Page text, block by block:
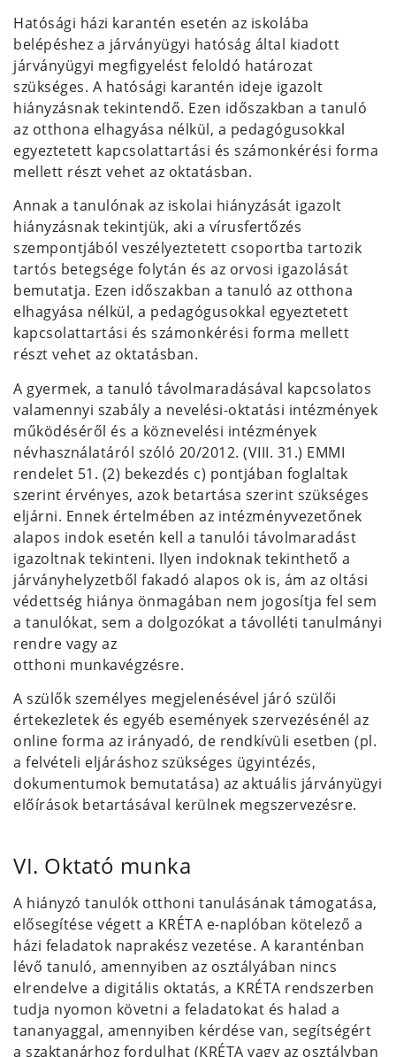
Hatósági házi karantén esetén az iskolába
belépéshez a járványügyi hatóság által kiadott
járványügyi megfigyelést feloldó határozat
szükséges. A hatósági karantén ideje igazolt
hiányzásnak tekintendő. Ezen időszakban a tanuló
az otthona elhagyása nélkül, a pedagógusokkal
egyeztetett kapcsolattartási és számonkérési forma
mellett részt vehet az oktatásban.
Annak a tanulónak az iskolai hiányzását igazolt
hiányzásnak tekintjük, aki a vírusfertőzés
szempontjából veszélyeztetett csoportba tartozik
tartós betegsége folytán és az orvosi igazolását
bemutatja. Ezen időszakban a tanuló az otthona
elhagyása nélkül, a pedagógusokkal egyeztetett
kapcsolattartási és számonkérési forma mellett
részt vehet az oktatásban.
A gyermek, a tanuló távolmaradásával kapcsolatos
valamennyi szabály a nevelési-oktatási intézmények
működéséről és a köznevelési intézmények
névhasználatáról szóló 20/2012. (VIII. 31.) EMMI
rendelet 51. (2) bekezdés c) pontjában foglaltak
szerint érvényes, azok betartása szerint szükséges
eljárni. Ennek értelmében az intézményvezetőnek
alapos indok esetén kell a tanulói távolmaradást
igazoltnak tekinteni. Ilyen indoknak tekinthető a
járványhelyzetből fakadó alapos ok is, ám az oltási
védettség hiánya önmagában nem jogosítja fel sem
a tanulókat, sem a dolgozókat a távolléti tanulmányi
rendre vagy az
otthoni munkavégzésre.
A szülők személyes megjelenésével járó szülői
értekezletek és egyéb események szervezésénél az
online forma az irányadó, de rendkívüli esetben (pl.
a felvételi eljáráshoz szükséges ügyintézés,
dokumentumok bemutatása) az aktuális járványügyi
előírások betartásával kerülnek megszervezésre.
VI. Oktató munka
A hiányzó tanulók otthoni tanulásának támogatása,
elősegítése végett a KRÉTA e-naplóban kötelező a
házi feladatok naprakész vezetése. A karanténban
lévő tanuló, amennyiben az osztályában nincs
elrendelve a digitális oktatás, a KRÉTA rendszerben
tudja nyomon követni a feladatokat és halad a
tananyaggal, amennyiben kérdése van, segítségért
a szaktanárhoz fordulhat (KRÉTA vagy az osztályban